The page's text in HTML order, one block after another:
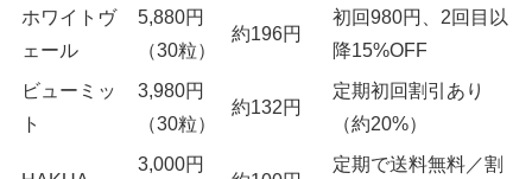
ホワイトヴ
ェール
5,880円
（30粒）
約196円
初回980円、2回目以
降15%OFF
ビューミッ
ト
3,980円
（30粒）
約132円
定期初回割引あり
（約20%）
3,000円
定期で送料無料／割